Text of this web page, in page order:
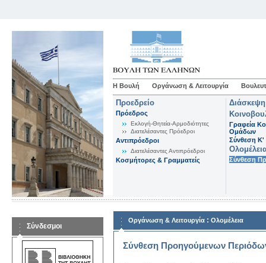
Η Βουλή Οργάνωση & Λειτουργία
Προεδρείο
Πρόεδρος
Εκλογή-Θητεία-Αρμοδιότητες
Διατελέσαντες Πρόεδροι
Αντιπρόεδροι
Διατελέσαντες Αντιπρόεδροι
Κοσμήτορες & Γραμματείς
Γραφεία
Ομάδων
Σύνθεση K'
Σύνθεση
Σύνδεσμοι
Οργάνωση & Λειτουργία : Ολομέλεια
Σύνθεση Προηγούμενων